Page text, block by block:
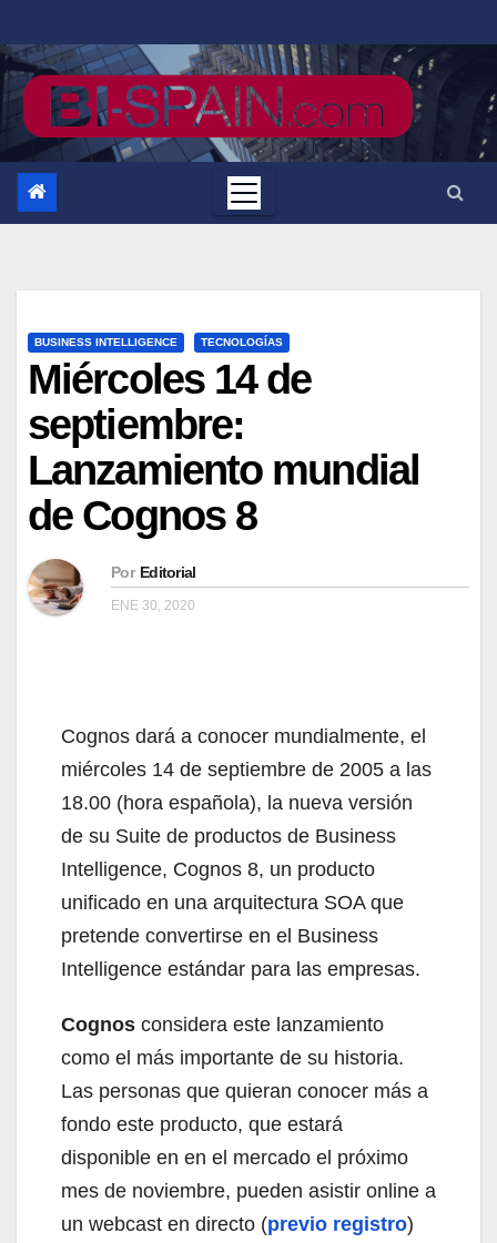
al
contenido
BUSINESS INTELLIGENCE TECNOLOGÍAS
Miércoles 14 de
septiembre:
Lanzamiento mundial
de Cognos 8
Por Editorial
ENE 30, 2020
Cognos dará a conocer mundialmente, el
miércoles 14 de septiembre de 2005 a las
18.00 (hora española), la nueva versión
de su Suite de productos de Business
Intelligence, Cognos 8, un producto
unificado en una arquitectura SOA que
pretende convertirse en el Business
Intelligence estándar para las empresas.
Cognos considera este lanzamiento
como el más importante de su historia.
Las personas que quieran conocer más a
fondo este producto, que estará
disponible en en el mercado el próximo
mes de noviembre, pueden asistir online a
un webcast en directo (previo registro)